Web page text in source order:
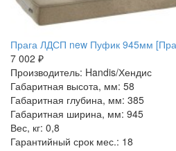
Прага ЛДСП new Пуфик 945мм
7 002 ₽
Производитель: Handis/Хендис
Габаритная высота, мм: 58
Габаритная глубина, мм: 385
Габаритная ширина, мм: 945
Вес, кг: 0,8
Гарантийный срок мес.: 18